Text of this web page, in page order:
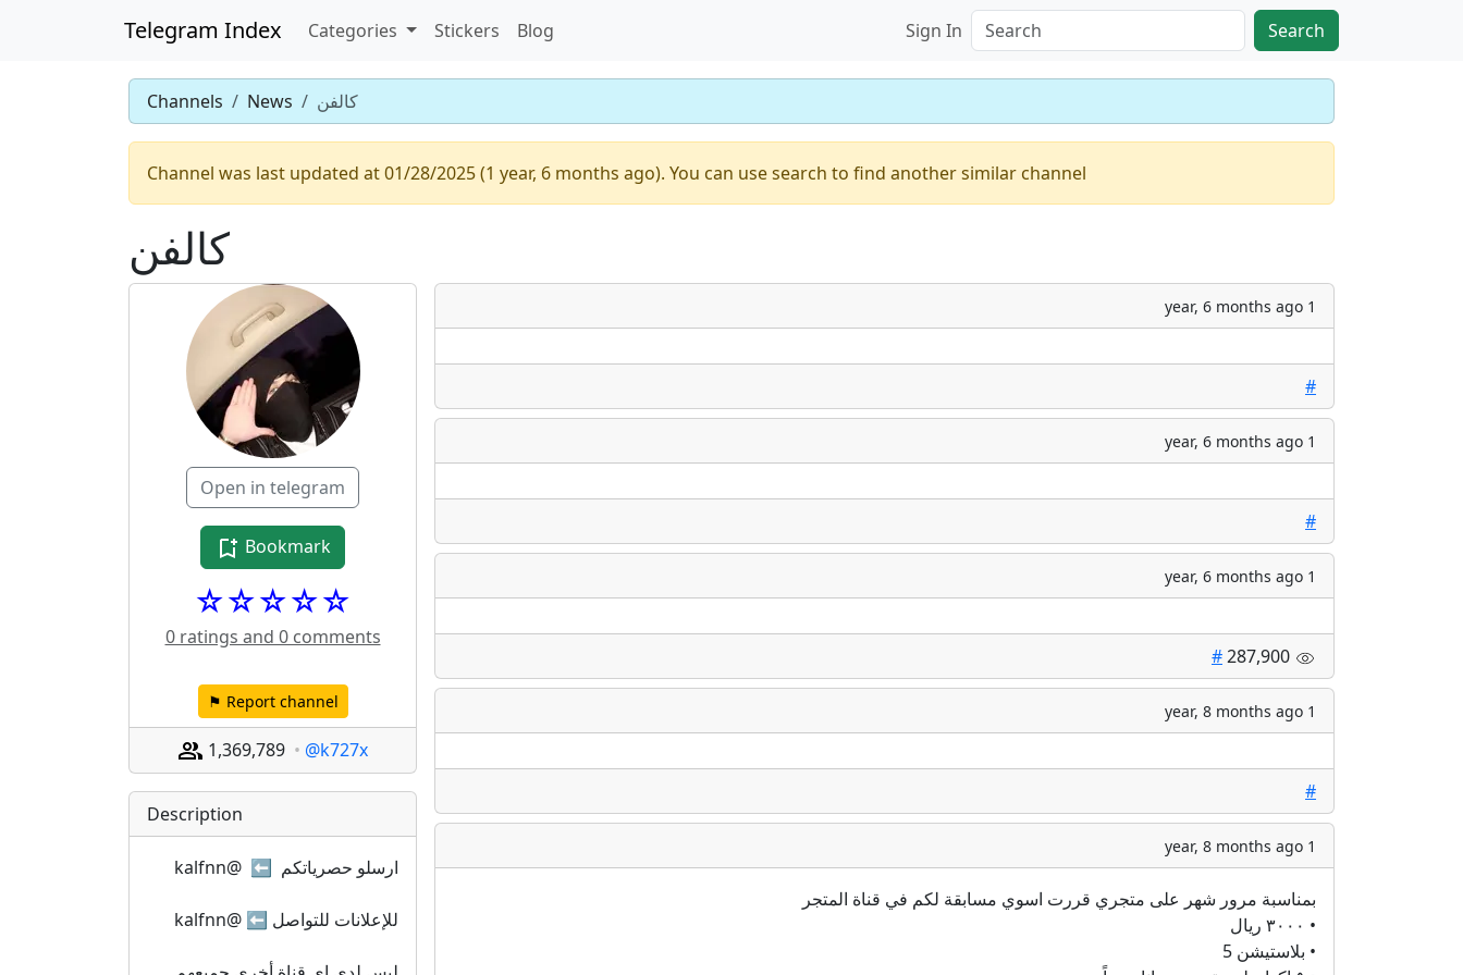
Telegram Index Categories Stickers Blog Sign In Search
Channels News كالفن
Channel was last updated at 01/28/2025 (1 year, 6 months ago). You can use search to find another similar channel
كالفن
Open in telegram
Bookmark
☆☆☆☆☆
0 ratings and 0 comments
⚑ Report channel
1,369,789 @k727x
Description
ارسلو حصرياتكم  ⬅️  @kalfnn
للإعلانات للتواصل ⬅️ @kalfnn
1 year, 6 months ago
#
1 year, 6 months ago
#
1 year, 6 months ago
#
1 year, 8 months ago
#
1 year, 8 months ago
بمناسبة مرور شهر على متجري قررت اسوي مسابقة لكم في قناة المتجر
• ٣٠٠٠ ريال
• بلاستيشن 5